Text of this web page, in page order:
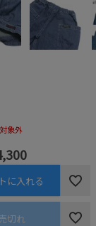
象外
に入れる
切れ